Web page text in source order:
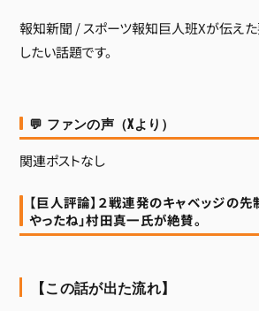
報知新聞 / スポーツ報知巨人班Xが伝え
したい話題です。
💬 ファンの声（Xより）
関連ポストなし
【巨人評論】２戦連発のキャベッジの
やったね」村田真一氏が絶賛。
【この話が出た流れ】